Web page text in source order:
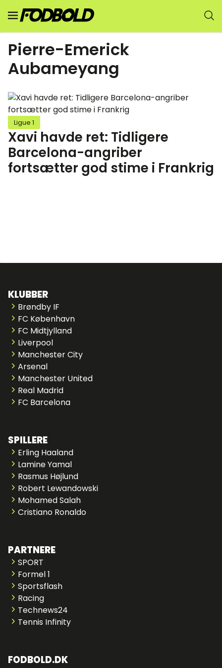
Pierre-Emerick
Aubameyang
Ligue 1
Xavi havde ret: Tidligere
Barcelona-angriber
fortsætter god stime i Frankrig
KLUBBER
Brøndby IF
FC København
FC Midtjylland
Liverpool
Manchester City
Arsenal
Manchester United
Real Madrid
FC Barcelona
SPILLERE
Erling Haaland
Lamine Yamal
Rasmus Højlund
Robert Lewandowski
Mohamed Salah
Cristiano Ronaldo
PARTNERE
SPORT
Formel 1
Sportsflash
Racing
Technews24
Tennis Infinity
FODBOLD.DK